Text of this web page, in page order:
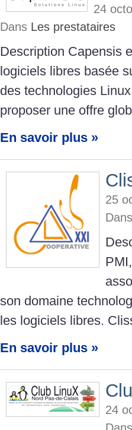
24
Dans Les prestataires
Description Capensis
logiciels libres basée
des technologies
proposer une offre
En savoir plus »
25
Dans
son domaine
les logiciels libres.
En savoir plus »
24